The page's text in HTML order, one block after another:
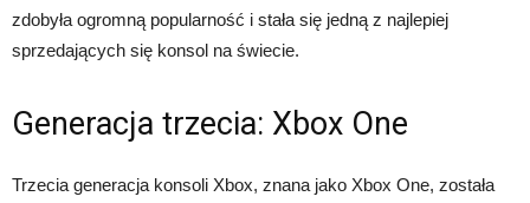
zdobyła ogromną popularność i stała się jedną z najlepiej
sprzedających się konsol na świecie.
Generacja trzecia: Xbox One
Trzecia generacja konsoli Xbox, znana jako Xbox One, została